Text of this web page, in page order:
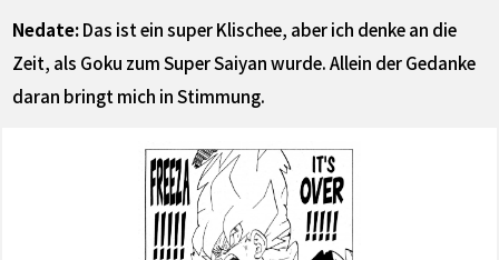
Nedate:Das ist ein super Klischee, aber ich denke an die
Zeit, als Goku zum Super Saiyan wurde. Allein der Gedanke
daran bringt mich in Stimmung.